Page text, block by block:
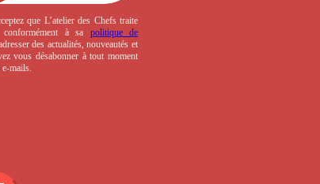
que L’atelier des Chefs traite
conformément à sa politique de
des actualités, nouveautés et
vous désabonner à tout moment
mails.